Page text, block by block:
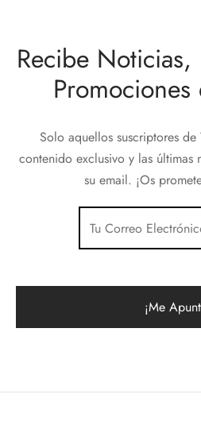
Recibe
Promociones
Solo aquellos suscriptores
contenido exclusivo y las últimas
su email. ¡Os